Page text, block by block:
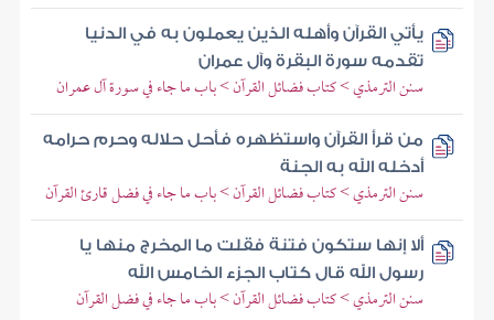
يأتي القرآن وأهله الذين يعملون به في الدنيا
تقدمه سورة البقرة وآل عمران
سنن الترمذي > كتاب فضائل القرآن > باب ما جاء في سورة آل عمران
من قرأ القرآن واستظهره فأحل حلاله وحرم حرامه
أدخله الله به الجنة
سنن الترمذي > كتاب فضائل القرآن > باب ما جاء في فضل قارئ القرآن
ألا إنها ستكون فتنة فقلت ما المخرج منها يا
رسول الله قال كتاب الجزء الخامس الله
سنن الترمذي > كتاب فضائل القرآن > باب ما جاء في فضل القرآن